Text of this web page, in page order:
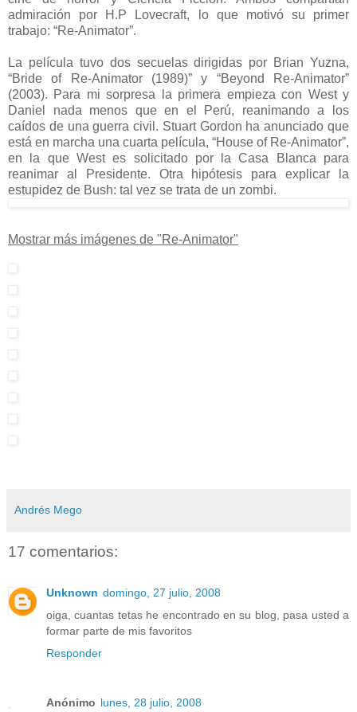
admiración por H.P Lovecraft, lo que motivó su primer
trabajo: “Re-Animator”.
La película tuvo dos secuelas dirigidas por Brian Yuzna,
“Bride of Re-Animator (1989)” y “Beyond Re-Animator”
(2003). Para mi sorpresa la primera empieza con West y
Daniel nada menos que en el Perú, reanimando a los
caídos de una guerra civil. Stuart Gordon ha anunciado que
está en marcha una cuarta película, “House of Re-Animator”,
en la que West es solicitado por la Casa Blanca para
reanimar al Presidente. Otra hipótesis para explicar la
estupidez de Bush: tal vez se trata de un zombi.
Mostrar más imágenes de "Re-Animator"
Andrés Mego
17 comentarios:
Unknown domingo, 27 julio, 2008
oiga, cuantas tetas he encontrado en su blog, pasa usted a
formar parte de mis favoritos
Responder
Anónimo lunes, 28 julio, 2008